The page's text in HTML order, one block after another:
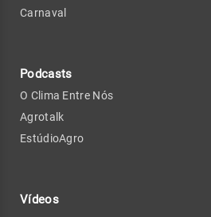
Carnaval
Podcasts
O Clima Entre Nós
Agrotalk
EstúdioAgro
Vídeos